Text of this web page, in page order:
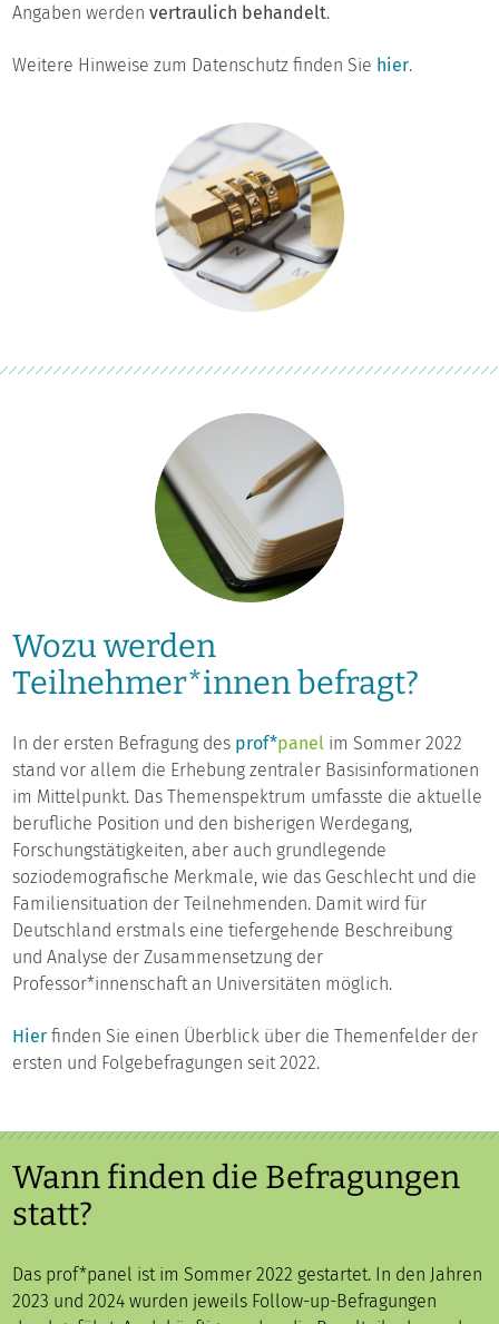
Angaben werdenvertraulich behandelt.
Weitere Hinweise zum Datenschutz finden Sie hier.
Wozu werden
Teilnehmer*innen befragt?
In der ersten Befragung des prof*panel im Sommer 2022
stand vor allem die Erhebung zentraler Basisinformationen
im Mittelpunkt. Das Themenspektrum umfasste die aktuelle
berufliche Position und den bisherigen Werdegang,
Forschungstätigkeiten, aber auch grundlegende
soziodemografische Merkmale, wie das Geschlecht und die
Familiensituation der Teilnehmenden. Damit wird für
Deutschland erstmals eine tiefergehende Beschreibung
und Analyse der Zusammensetzung der
Professor*innenschaft an Universitäten möglich.
Hier finden Sie einen Überblick über die Themenfelder der
ersten und Folgebefragungen seit 2022.
Wann finden die Befragungen
statt?
Das prof*panel ist im Sommer 2022 gestartet. In den Jahren
2023 und 2024 wurden jeweils Follow-up-Befragungen